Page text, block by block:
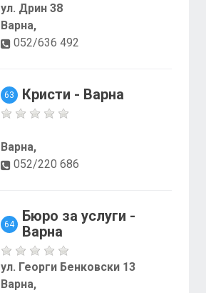
ул. Дрин 38
Варна,
052/636 492
63 Кристи - Варна
Варна,
052/220 686
64
Бюро за услуги -
Варна
ул. Георги Бенковски 13
Варна,